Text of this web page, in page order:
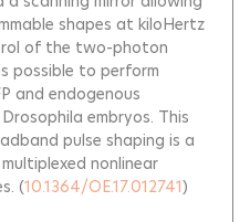
shapes at kiloHertz
of the two-photon
possible to perform
and endogenous
embryos. This
pulse shaping is a
nonlinear
(10.1364/OE.17.012741)